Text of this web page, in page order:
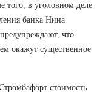
того, в уголовном деле
банка Нина
что
окажут существенное
стоимость